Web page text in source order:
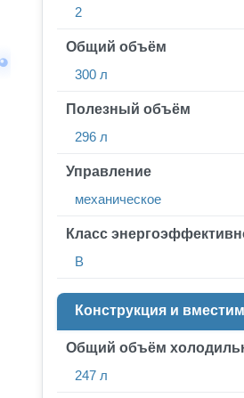
2
Общий объём
300 л
Полезный объём
296 л
Управление
механическое
Класс
B
Конструкция и
Общий объём
247 л